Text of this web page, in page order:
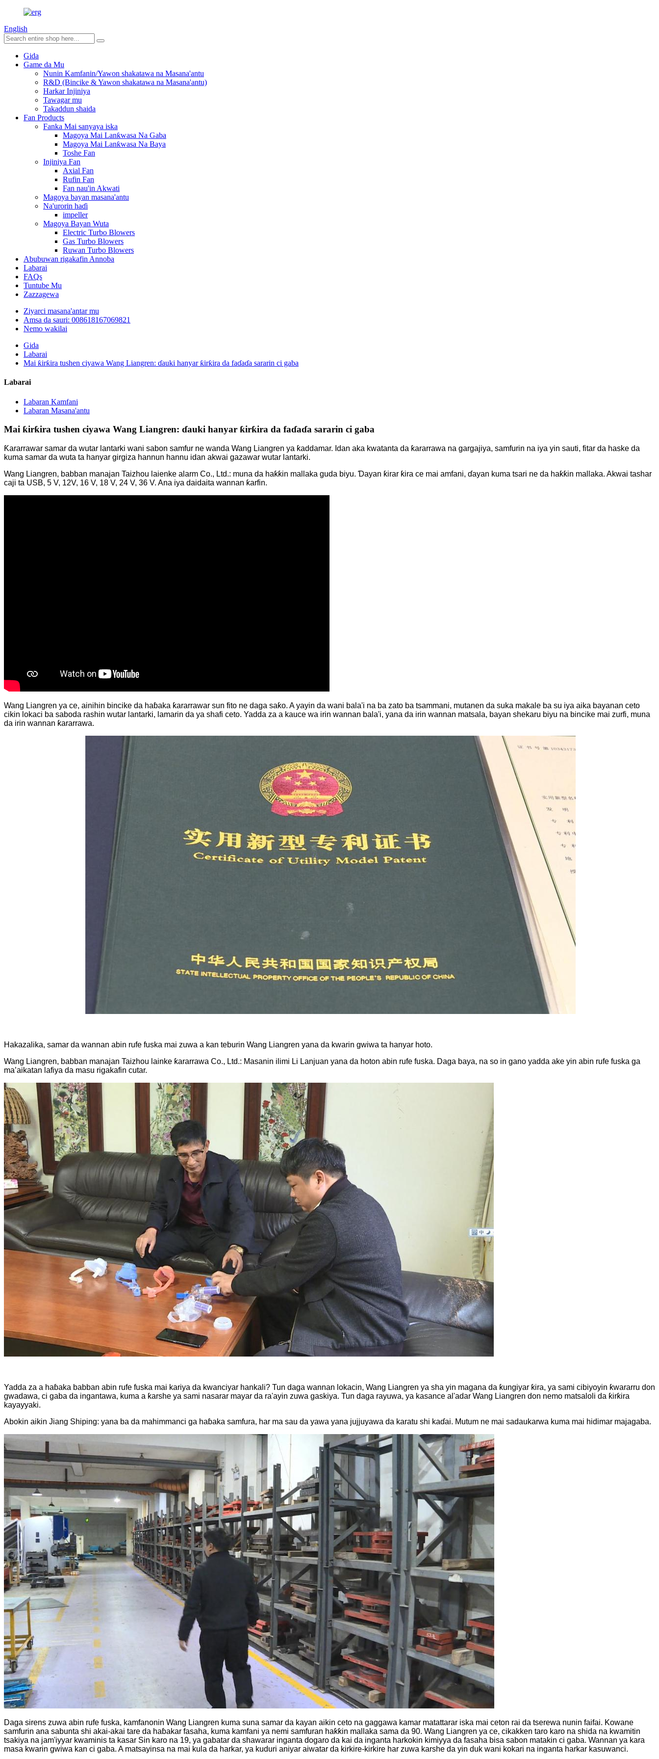
English
Gida
Game da Mu
Nunin Kamfanin/Yawon shakatawa na Masana'antu
R&D (Bincike & Yawon shakatawa na Masana'antu)
Harkar Injiniya
Tawagar mu
Takaddun shaida
Fan Products
Fanka Mai sanyaya iska
Magoya Mai Lanƙwasa Na Gaba
Magoya Mai Lanƙwasa Na Baya
Toshe Fan
Injiniya Fan
Axial Fan
Rufin Fan
Fan nau'in Akwati
Magoya bayan masana'antu
Na'urorin haɗi
impeller
Magoya Bayan Wuta
Electric Turbo Blowers
Gas Turbo Blowers
Ruwan Turbo Blowers
Abubuwan rigakafin Annoba
Labarai
FAQs
Tuntube Mu
Zazzagewa
Ziyarci masana'antar mu
Amsa da sauri: 008618167069821
Nemo wakilai
Gida
Labarai
Mai ƙirƙira tushen ciyawa Wang Liangren: ɗauki hanyar ƙirƙira da faɗaɗa sararin ci gaba
Labarai
Labaran Kamfani
Labaran Masana'antu
Mai ƙirƙira tushen ciyawa Wang Liangren: ɗauki hanyar ƙirƙira da faɗaɗa sararin ci gaba
Ƙararrawar samar da wutar lantarki wani sabon samfur ne wanda Wang Liangren ya ƙaddamar. Idan aka kwatanta da ƙararrawa na gargajiya, samfurin na iya yin sauti, fitar da haske da
kuma samar da wuta ta hanyar girgiza hannun hannu idan akwai gazawar wutar lantarki.
Wang Liangren, babban manajan Taizhou laienke alarm Co., Ltd.: muna da haƙƙin mallaka guda biyu. Ɗayan ƙirar ƙira ce mai amfani, ɗayan kuma tsari ne da haƙƙin mallaka. Akwai tashar
caji ta USB, 5 V, 12V, 16 V, 18 V, 24 V, 36 V. Ana iya daidaita wannan ƙarfin.
Wang Liangren ya ce, ainihin bincike da haɓaka ƙararrawar sun fito ne daga saƙo. A yayin da wani bala'i na ba zato ba tsammani, mutanen da suka makale ba su iya aika bayanan ceto
cikin lokaci ba saboda rashin wutar lantarki, lamarin da ya shafi ceto. Yadda za a kauce wa irin wannan bala'i, yana da irin wannan matsala, bayan shekaru biyu na bincike mai zurfi, muna
da irin wannan ƙararrawa.
Hakazalika, samar da wannan abin rufe fuska mai zuwa a kan teburin Wang Liangren yana da kwarin gwiwa ta hanyar hoto.
Wang Liangren, babban manajan Taizhou lainke ƙararrawa Co., Ltd.: Masanin ilimi Li Lanjuan yana da hoton abin rufe fuska. Daga baya, na so in gano yadda ake yin abin rufe fuska ga
ma’aikatan lafiya da masu rigakafin cutar.
Yadda za a haɓaka babban abin rufe fuska mai kariya da kwanciyar hankali? Tun daga wannan lokacin, Wang Liangren ya sha yin magana da ƙungiyar ƙira, ya sami cibiyoyin ƙwararru don
gwadawa, ci gaba da ingantawa, kuma a ƙarshe ya sami nasarar mayar da ra'ayin zuwa gaskiya. Tun daga rayuwa, ya kasance al'adar Wang Liangren don nemo matsaloli da ƙirƙira
kayayyaki.
Abokin aikin Jiang Shiping: yana ba da mahimmanci ga haɓaka samfura, har ma sau da yawa yana jujjuyawa da karatu shi kaɗai. Mutum ne mai sadaukarwa kuma mai hidimar majagaba.
Daga sirens zuwa abin rufe fuska, kamfanonin Wang Liangren kuma suna samar da kayan aikin ceto na gaggawa kamar matattarar iska mai ceton rai da tserewa nunin faifai. Kowane
samfurin ana sabunta shi akai-akai tare da haɓakar fasaha, kuma kamfani ya nemi samfuran haƙƙin mallaka sama da 90. Wang Liangren ya ce, cikakken taro karo na shida na kwamitin
tsakiya na jam'iyyar kwaminis ta kasar Sin karo na 19, ya gabatar da shawarar inganta dogaro da kai da inganta harkokin kimiyya da fasaha bisa sabon matakin ci gaba. Wannan ya kara
masa kwarin gwiwa kan ci gaba. A matsayinsa na mai kula da harkar, ya kuduri aniyar aiwatar da kirkire-kirkire har zuwa karshe da yin duk wani kokari na inganta harkar kasuwanci.